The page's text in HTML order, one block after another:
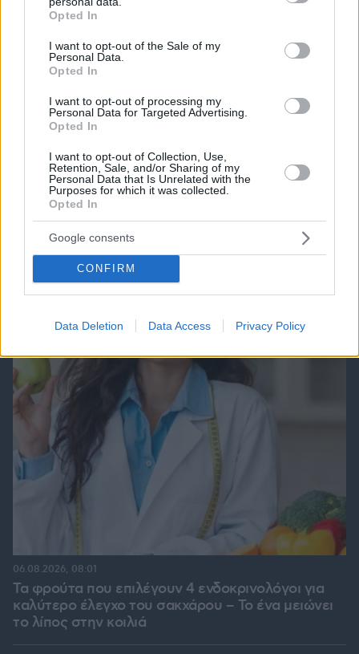
grant or deny consent to Google and its third-party tags to
use your data for below specified purposes in below Google
consent section.
Opted In
I want to opt-out of the Sale of my
Personal Data.
Opted In
I want to opt-out of processing my
Personal Data for Targeted Advertising.
Opted In
I want to opt-out of Collection, Use,
Retention, Sale, and/or Sharing of my
Personal Data that Is Unrelated with the
Purposes for which it was collected.
Opted In
Google consents
CONFIRM
Data Deletion Data Access Privacy Policy
Best of Network
Τα φρούτα που επιλέγουν 4 ενδοκρινολόγοι για
καλύτερο έλεγχο του σακχάρου – Το ένα μειώνει
το λίπος στην κοιλιά
06.08.2026, 08:01